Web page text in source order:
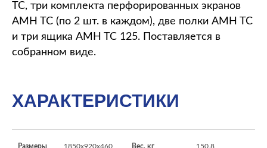
TC, три комплекта перфорированных экранов
AMH TC (по 2 шт. в каждом), две полки AMH TC
и три ящика AMH TC 125. Поставляется в
собранном виде.
ХАРАКТЕРИСТИКИ
Размеры 1850x920x460 Вес, кг 150.8